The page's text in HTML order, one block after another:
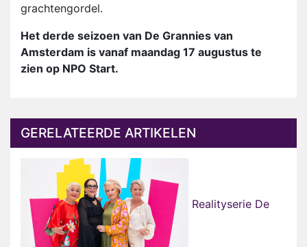
grachtengordel.
Het derde seizoen van De Grannies van
Amsterdam is vanaf maandag 17 augustus te
zien op NPO Start.
GERELATEERDE ARTIKELEN
Realityserie De